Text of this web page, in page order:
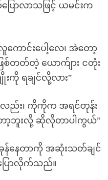
ောလာသဖြင့် ယမင်းက
ောင်းပေါ့လေ၊ အဲတော့
တတ်တဲ့ ယောက်ျား ငတုံး
ရချင်လို့လား”
ည်း၊ ကိုကိုက အရင်တုန်း
ာ့ဘူးလို့ ဆိုလိုတာပါကွယ်”
န်နေတာကို အဆုံးသတ်ချင်
ြောလိုက်သည်။